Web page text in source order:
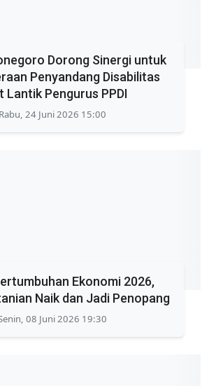
Dorong Sinergi untuk
Penyandang Disabilitas
Lantik Pengurus PPDI
Rabu, 24 Juni 2026 15:00
Ekonomi 2026,
Naik dan Jadi Penopang
08 Juni 2026 19:30